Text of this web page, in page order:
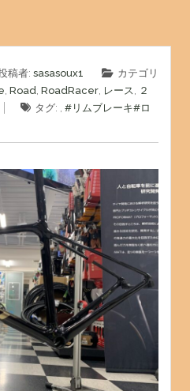
稿者: sasasoux1
カテゴリ
, Road, RoadRacer, レース, ２
タグ: , #リムブレーキ#ロ